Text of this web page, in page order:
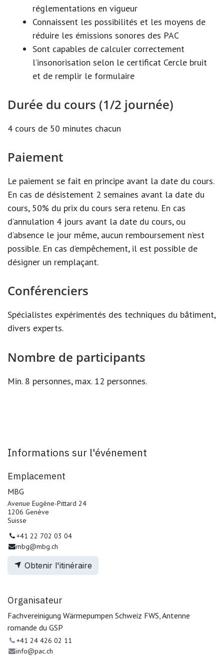
réglementations en vigueur
Connaissent les possibilités et les moyens de
réduire les émissions sonores des PAC
Sont capables de calculer correctement
l’insonorisation selon le certificat Cercle bruit
et de remplir le formulaire
Durée du cours (1/2 journée)
4 cours de 50 minutes chacun
Paiement
Le paiement se fait en principe avant la date du cours.
En cas de désistement 2 semaines avant la date du
cours, 50% du prix du cours sera retenu. En cas
d’annulation 4 jours avant la date du cours, ou
d’absence le jour même, aucun remboursement n’est
possible. En cas d’empêchement, il est possible de
désigner un remplaçant.
Conférenciers
Spécialistes expérimentés des techniques du bâtiment,
divers experts.
Nombre de participants
Min. 8 personnes, max. 12 personnes.
Informations sur l'événement
Emplacement
MBG
Avenue Eugène-Pittard 24
1206 Genève
Suisse
+41 22 702 03 04
mbg@mbg.ch
Obtenir l'itinéraire
Organisateur
Fachvereinigung Wärmepumpen Schweiz FWS, Antenne
romande du GSP
+41 24 426 02 11
info@pac.ch